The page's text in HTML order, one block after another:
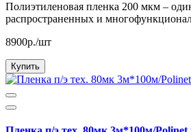
Полиэтиленовая пленка 200 мкм –
распространенных и
8900р./шт
Купить